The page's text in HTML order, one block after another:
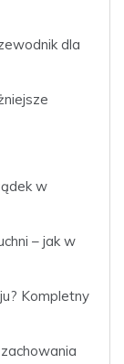
dla
w
– jak w
Kompletny